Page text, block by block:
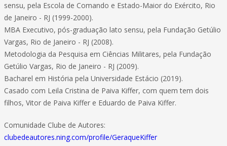
sensu, pela Escola de Comando e Estado-Maior do Exército, Rio
de Janeiro - RJ (1999-2000).
MBA Executivo, pós-graduação lato sensu, pela Fundação Getúlio
Vargas, Rio de Janeiro - RJ (2008).
Metodologia da Pesquisa em Ciências Militares, pela Fundação
Getúlio Vargas, Rio de Janeiro - RJ (2009).
Bacharel em História pela Universidade Estácio (2019).
Casado com Leila Cristina de Paiva Kiffer, com quem tem dois
filhos, Vitor de Paiva Kiffer e Eduardo de Paiva Kiffer.
Comunidade Clube de Autores:
clubedeautores.ning.com/profile/GeraqueKiffer